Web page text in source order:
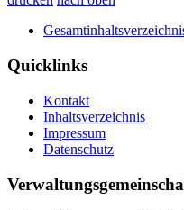
Quicklinks
Kontakt
Inhaltsverzeichnis
Impressum
Datenschutz